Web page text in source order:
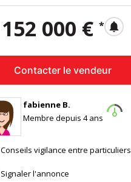
152 000 € * notifications
Contacter le vendeur
fabienne B.
Membre depuis 4 ans
Conseils vigilance entre particuliers
Signaler l'annonce